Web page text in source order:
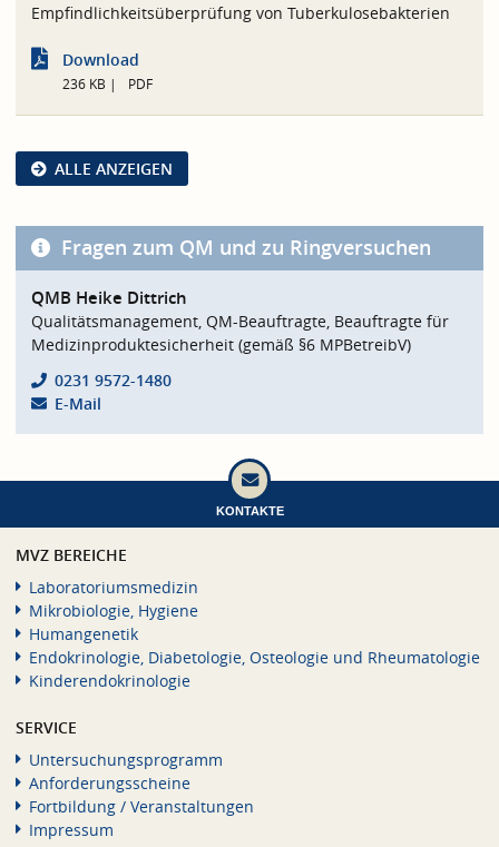
Empfindlichkeitsüberprüfung von Tuberkulosebakterien
Download
236 KB PDF
ALLE ANZEIGEN
Fragen zum QM und zu Ringversuchen
QMB Heike Dittrich
Qualitätsmanagement, QM-Beauftragte, Beauftragte für
Medizinproduktesicherheit (gemäß §6 MPBetreibV)
0231 9572-1480
E-Mail
KONTAKTE
MVZ BEREICHE
Laboratoriumsmedizin
Mikrobiologie, Hygiene
Humangenetik
Endokrinologie, Diabetologie, Osteologie und Rheumatologie
Kinderendokrinologie
SERVICE
Untersuchungsprogramm
Anforderungsscheine
Fortbildung / Veranstaltungen
Impressum